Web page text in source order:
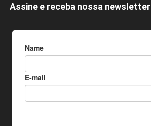
Assine e receba nossa newsletter